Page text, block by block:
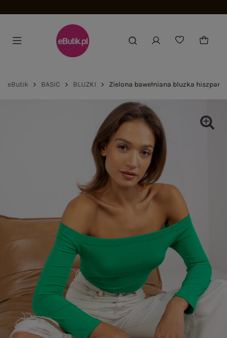
eButik BASIC BLUZKI Zielona bawełniana bluzka